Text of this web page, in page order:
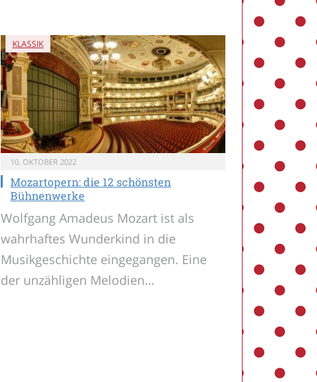
KLASSIK
10. OKTOBER 2022
Mozartopern: die 12 schönsten
Bühnenwerke
Wolfgang Amadeus Mozart ist als
wahrhaftes Wunderkind in die
Musikgeschichte eingegangen. Eine
der unzähligen Melodien…